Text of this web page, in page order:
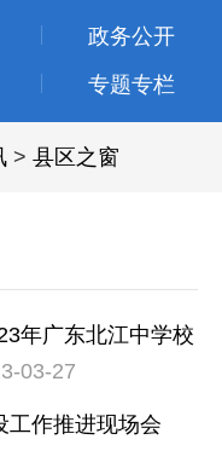
政务公开
专题专栏
> 县区之窗
年广东北江中学校
03-27
工作推进现场会